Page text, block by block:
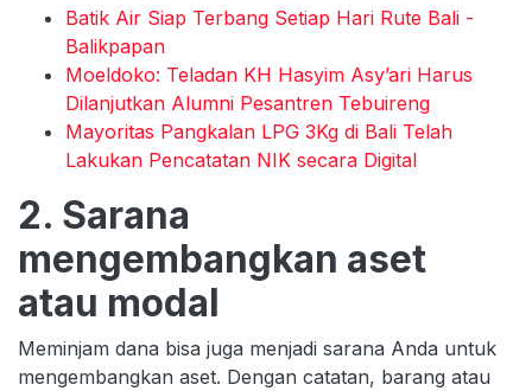
Batik Air Siap Terbang Setiap Hari Rute Bali -
Balikpapan
Moeldoko: Teladan KH Hasyim Asy’ari Harus
Dilanjutkan Alumni Pesantren Tebuireng
Mayoritas Pangkalan LPG 3Kg di Bali Telah
Lakukan Pencatatan NIK secara Digital
2. Sarana
mengembangkan aset
atau modal
Meminjam dana bisa juga menjadi sarana Anda untuk
mengembangkan aset. Dengan catatan, barang atau